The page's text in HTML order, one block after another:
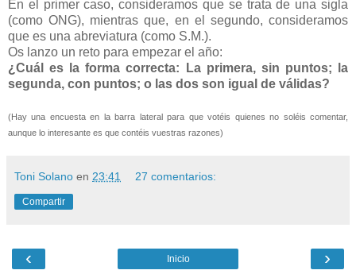
En el primer caso, consideramos que se trata de una sigla
(como ONG), mientras que, en el segundo, consideramos
que es una abreviatura (como S.M.).
Os lanzo un reto para empezar el año:
¿Cuál es la forma correcta: La primera, sin puntos; la
segunda, con puntos; o las dos son igual de válidas?
(Hay una encuesta en la barra lateral para que votéis quienes no soléis comentar,
aunque lo interesante es que contéis vuestras razones)
Toni Solano en 23:41 27 comentarios:
Compartir
‹ ›
Inicio